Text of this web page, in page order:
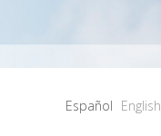
Español English